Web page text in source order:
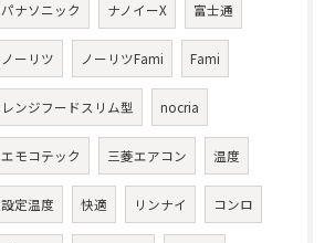
パナソニック ナノイーX 富士通
ノーリツ ノーリツFami Fami
レンジフードスリム型 nocria
エモコテック 三菱エアコン 温度
設定温度 快適 リンナイ コンロ